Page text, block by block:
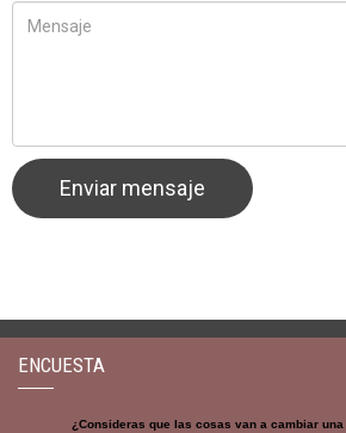
ENCUESTA
¿Consideras que las cosas van a cambiar una